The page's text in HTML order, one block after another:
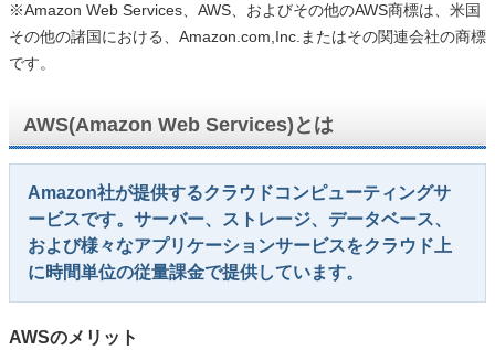
※Amazon Web Services、AWS、およびその他のAWS商標は、米国
その他の諸国における、Amazon.com,Inc.またはその関連会社の商標
です。
AWS(Amazon Web Services)とは
Amazon社が提供するクラウドコンピューティングサ
ービスです。サーバー、ストレージ、データベース、
および様々なアプリケーションサービスをクラウド上
に時間単位の従量課金で提供しています。
AWSのメリット